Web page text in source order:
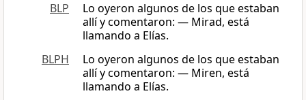
BLP
Lo oyeron algunos de los que estaban
allí y comentaron: — Mirad, está
llamando a Elías.
BLPH
Lo oyeron algunos de los que estaban
allí y comentaron: — Miren, está
llamando a Elías.